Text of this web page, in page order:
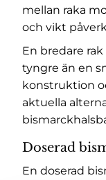
mellan raka
och vikt
En bredare
tyngre än en
konstruktion
aktuella
Doserad
En doserad